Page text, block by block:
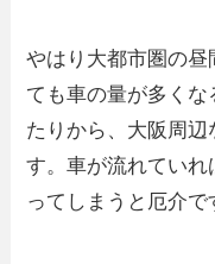
やはり大都市圏の
ても車の量が多く
たりから、大阪周辺
す。車が流れてい
ってしまうと厄介で